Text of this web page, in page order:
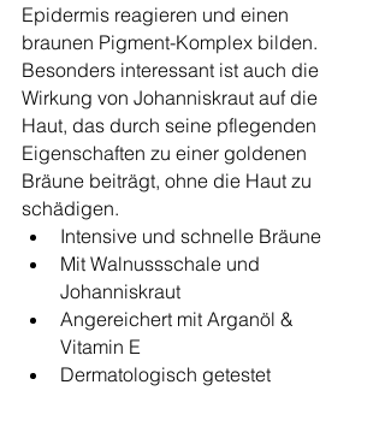
Epidermis reagieren und einen
braunen Pigment-Komplex bilden.
Besonders interessant ist auch die
Wirkung von Johanniskraut auf die
Haut, das durch seine pflegenden
Eigenschaften zu einer goldenen
Bräune beiträgt, ohne die Haut zu
schädigen.
Intensive und schnelle Bräune
Mit Walnussschale und
Johanniskraut
Angereichert mit Arganöl &
Vitamin E
Dermatologisch getestet